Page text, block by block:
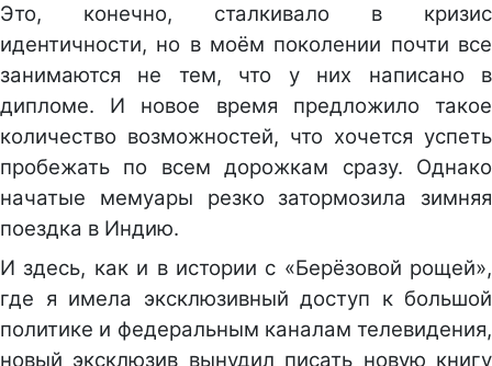
Это, конечно, сталкивало в кризис
идентичности, но в моём поколении почти все
занимаются не тем, что у них написано в
дипломе. И новое время предложило такое
количество возможностей, что хочется успеть
пробежать по всем дорожкам сразу. Однако
начатые мемуары резко затормозила зимняя
поездка в Индию.
И здесь, как и в истории с «Берёзовой рощей»,
где я имела эксклюзивный доступ к большой
политике и федеральным каналам телевидения,
новый эксклюзив вынудил писать новую книгу